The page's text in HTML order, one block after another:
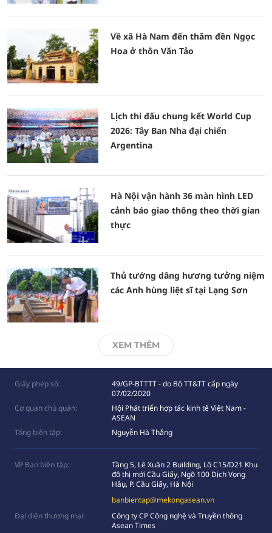
Về xã Hà Nam đến thăm đền Ngọc
Hoa ở thôn Văn Tảo
Lịch thi đấu chung kết World Cup
2026: Tây Ban Nha đại chiến
Argentina
Hà Nội vận hành 36 màn hình LED
cảnh báo giao thông theo thời gian
thực
Thủ tướng dâng hương tưởng niệm
các Anh hùng liệt sĩ tại Lạng Sơn
XEM THÊM
Giấy phép số:
49/GP-BTTTT - do Bộ TT&TT cấp ngày
07/02/2020
Cơ quan chủ quản:
Hội Phát triển hợp tác kinh tế Việt Nam -
ASEAN
Tổng biên tập:
Nguyễn Hà Thắng
VP Ban biên tập:
Tầng 5, Lê Xuân 2 Building, Lô C15/D21 Khu
đô thị mới Cầu Giấy, Ngõ 100 Dịch Vọng
Hâụ, P. Cầu Giấy, Hà Nội
banbientap@mekongasean.vn
Đại diện thương mại:
Công ty CP Công nghệ và Truyền thông
Asean Times